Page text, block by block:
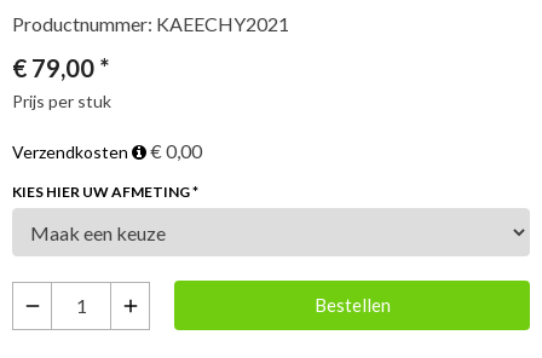
Productnummer: KAEECHY2021
€ 79,00 *
Prijs per stuk
Verzendkosten € 0,00
KIES HIER UW AFMETING *
remove add Bestellen